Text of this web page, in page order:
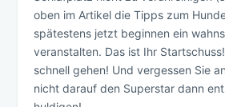
oben im Artikel die Tipps zum
spätestens jetzt beginnen ein
veranstalten. Das ist Ihr
schnell gehen! Und vergessen Sie
nicht darauf den Superstar dann